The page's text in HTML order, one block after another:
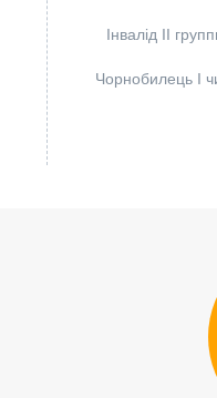
Інвалід II
Чорнобилець I